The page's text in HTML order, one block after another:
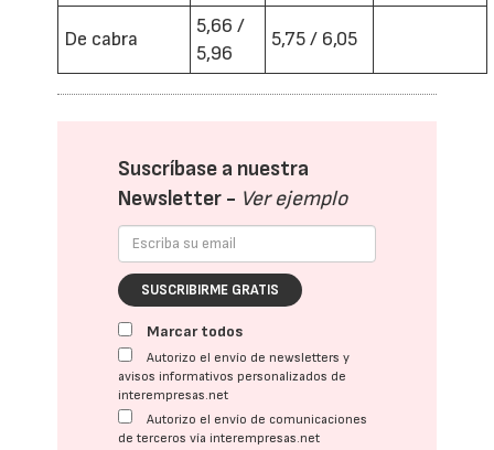
De cabra
5,66 /
5,96
5,75 / 6,05
Suscríbase a nuestra
Newsletter - Ver ejemplo
SUSCRIBIRME GRATIS
Marcar todos
Autorizo el envío de newsletters y
avisos informativos personalizados de
interempresas.net
Autorizo el envío de comunicaciones
de terceros vía interempresas.net